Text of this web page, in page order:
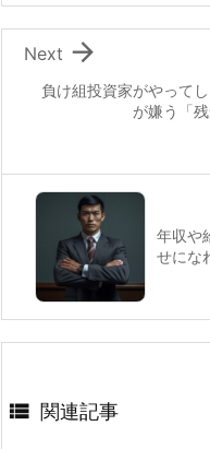
負け組投資家がやって
が嫌う「

Next
年収や
せにな
 関連記事